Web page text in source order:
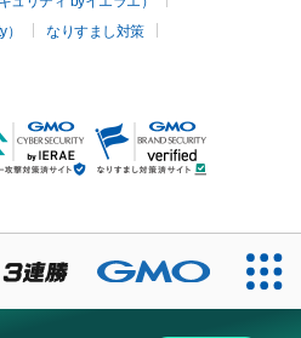
なりすまし対策